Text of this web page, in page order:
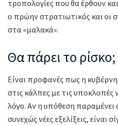
τροπολογίες που θα έρθουν
ο πρώην στρατιωτικός και οι
στα «μαλακά».
Θα πάρει το ρίσκο;
Είναι προφανές πως η
στις κάλπες με τις
λόγο. Αν η υπόθεση
συνεχώς νέες εξελίξεις, είναι